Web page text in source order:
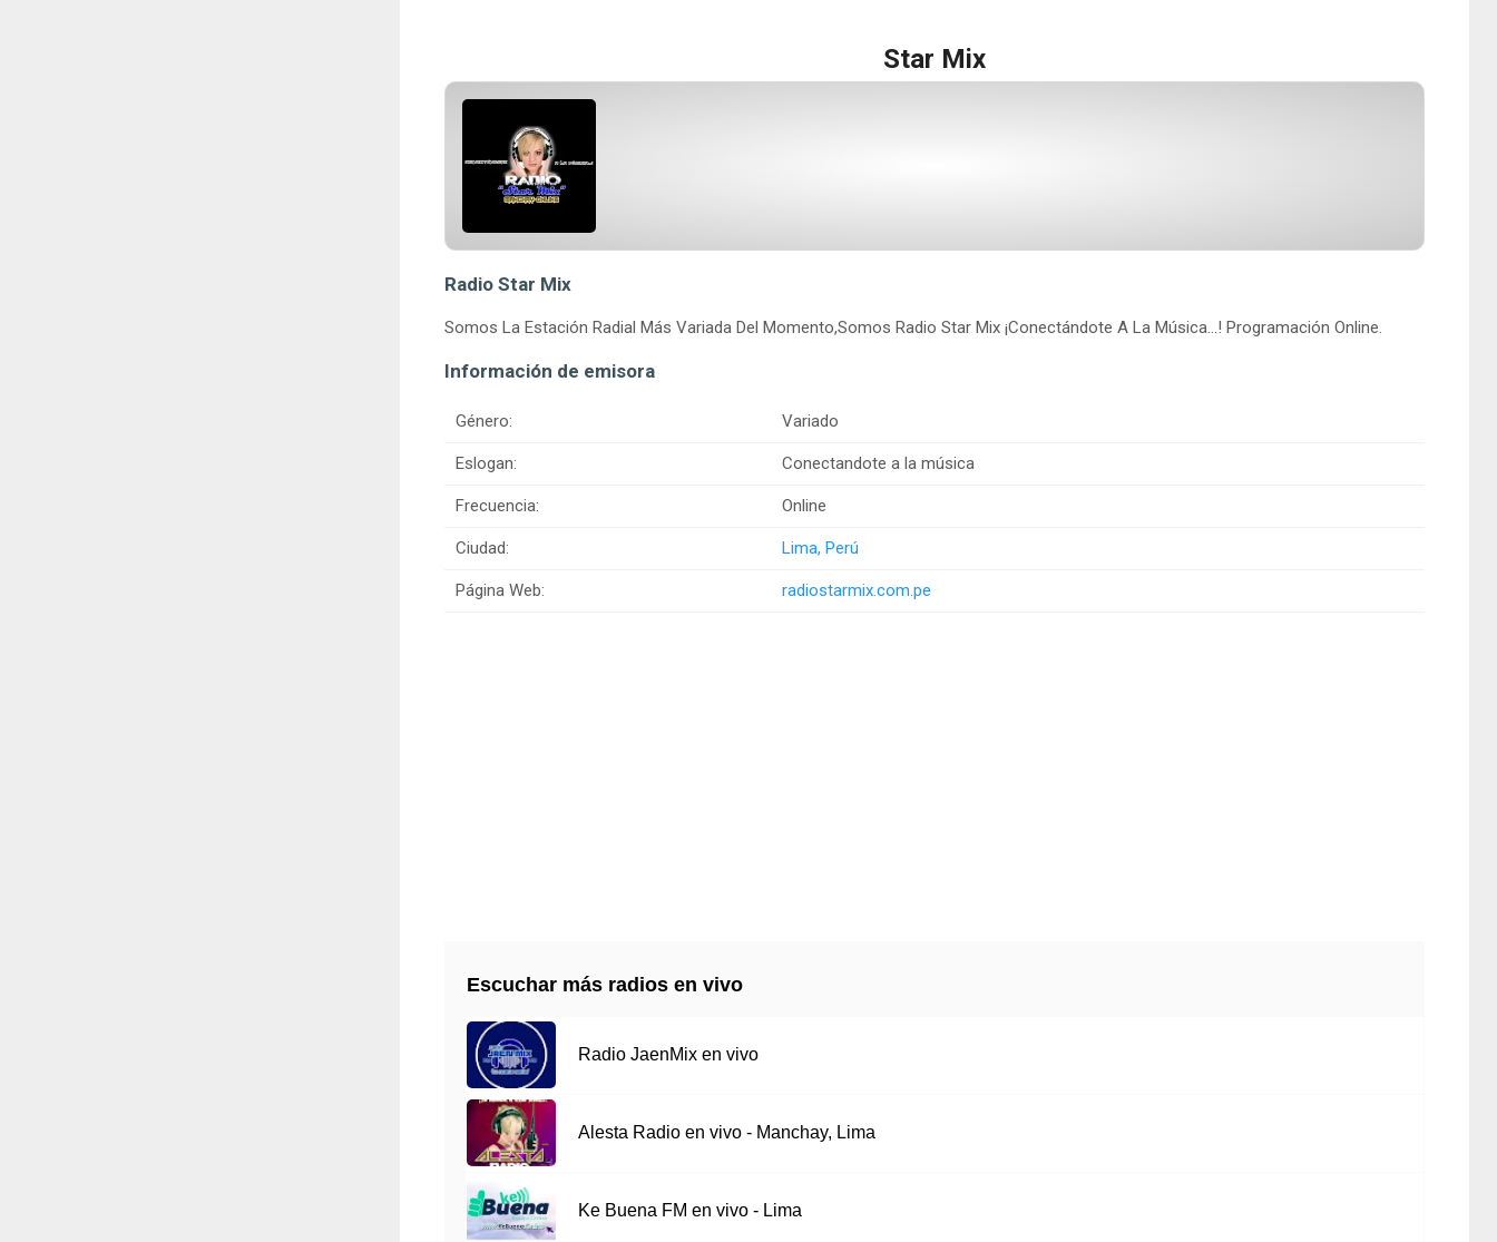
Star Mix
Radio Star Mix
Somos La Estación Radial Más Variada Del Momento,Somos Radio Star Mix ¡Conectándote A La Música...! Programación Online.
Información de emisora
Género: Variado
Eslogan: Conectandote a la música
Frecuencia: Online
Ciudad: Lima, Perú
Página Web: radiostarmix.com.pe
Escuchar más radios en vivo
Radio JaenMix en vivo
Alesta Radio en vivo - Manchay, Lima
Ke Buena FM en vivo - Lima